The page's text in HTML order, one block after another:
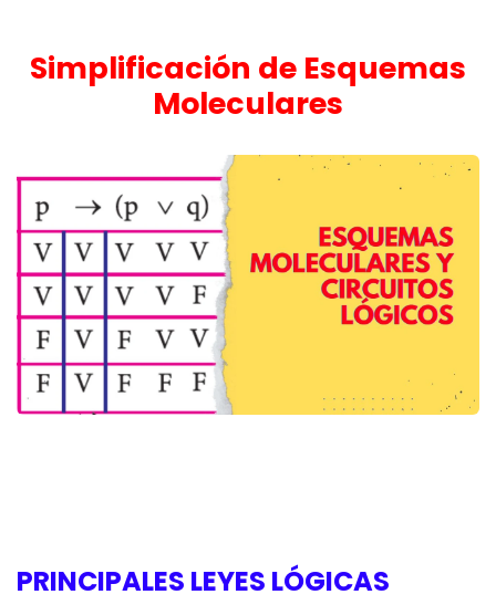
Simplificación de Esquemas
Moleculares
PRINCIPALES LEYES LÓGICAS